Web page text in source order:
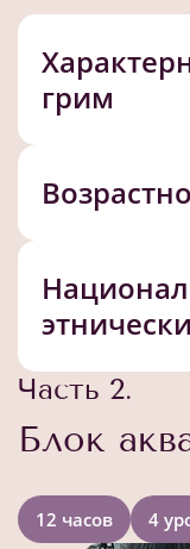
грим
Часть 2.
Блок
12 часов 4